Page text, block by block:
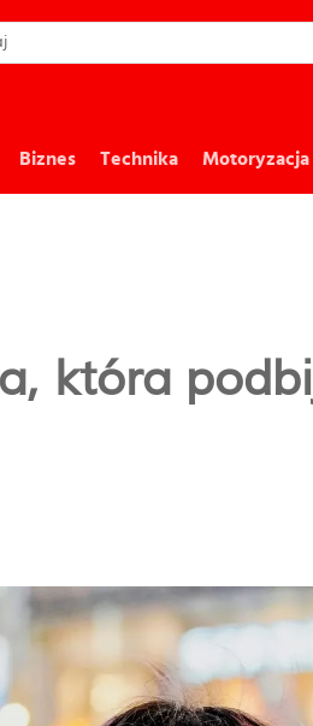
Biznes Technika Motoryzacja
która